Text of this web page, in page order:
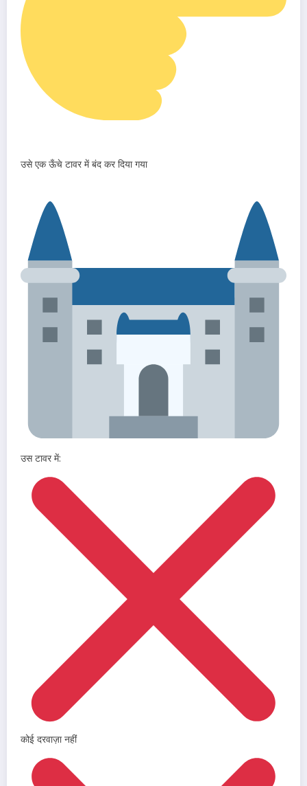
उसे एक ऊँचे टावर में बंद कर दिया गया
उस टावर में:
कोई दरवाज़ा नहीं